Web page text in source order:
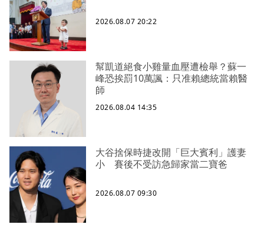
2026.08.07 20:22
幫凱道絕食小雞量血壓遭檢舉？蘇一
峰恐挨罰10萬諷：只准賴總統當賴醫
師
2026.08.04 14:35
大谷捨保時捷改開「巨大賓利」護妻
小 賽後不受訪急歸家當二寶爸
2026.08.07 09:30